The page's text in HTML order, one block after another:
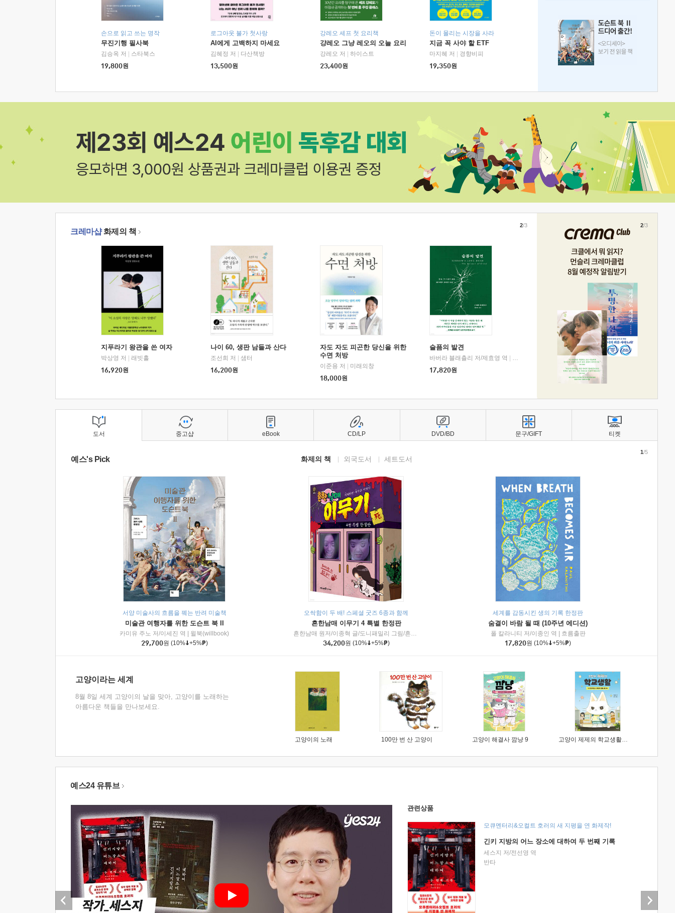
손으로 읽고 쓰는 명작
무진기행 필사북
김승옥 저
스타북스
19,800원
로그아웃 불가 첫사랑
AI에게 고백하지 마세요
김혜정 저
다산책방
13,500원
강레오 셰프 첫 요리책
걍레오 그냥 레오의 오늘 요리
강레오 저
하이스트
23,400원
돈이 몰리는 시장을 사라
지금 꼭 사야 할 ETF
마지혜 저
경향비피
19,350원
크레마샵화제의 책
지푸라기 왕관을 쓴 여자
박상영 저
래빗홀
16,920원
나이 60, 생판 남들과 산다
조선희 저
샘터
16,200원
자도 자도 피곤한 당신을 위한
수면 처방
이준용 저
미래의창
18,000원
슬픔의 발견
바버라 블래츨리 저/제효영 역
디플롯
17,820원
2/3 2/3
도서
예스's Pick 화제의 책 외국도서 세트도서
서양 미술사의 흐름을 꿰는 반려 미술책
미술관 여행자를 위한 도슨트 북 II
카미유 주노 저/이세진 역
윌북(willbook)
29,700원 (10% +5% )
오싹함이 두 배! 스페셜 굿즈 6종과 함께
흔한남매 이무기 4 특별 한정판
흔한남매 원저/이종혁 글/도니패밀리 그림/흔한컴퍼니 감수
미래엔아이세움
34,200원 (10% +5% )
세계를 감동시킨 생의 기록 한정판
숨결이 바람 될 때 (10주년 에디션)
폴 칼라니티 저/이종인 역
흐름출판
17,820원 (10% +5% )
1/5
고양이라는 세계
8월 8일 세계 고양이의 날을 맞아, 고양이를 노래하는
아름다운 책들을 만나보세요.
고양이의 노래 100만 번 산 고양이 고양이 해결사 깜냥 9 고양이 제제의 학교생활 1 : 초등학생이 이렇게 힘들 줄이야
중고샵 eBook CD/LP DVD/BD 문구/GIFT 티켓
예스24 유튜브
관련상품
모큐멘터리&오컬트 호러의 새 지평을 연 화제작!
긴키 지방의 어느 장소에 대하여 두 번째 기록
세스지 저/전선영 역
반타